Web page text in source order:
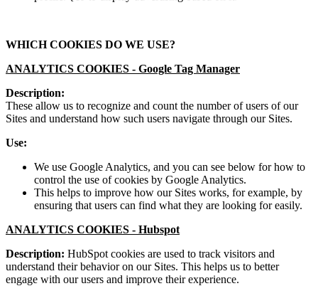
WHICH COOKIES DO WE USE?
ANALYTICS COOKIES - Google Tag Manager
Description:
These allow us to recognize and count the number of users of our
Sites and understand how such users navigate through our Sites.
Use:
We use Google Analytics, and you can see below for how to
control the use of cookies by Google Analytics.
This helps to improve how our Sites works, for example, by
ensuring that users can find what they are looking for easily.
ANALYTICS COOKIES - Hubspot
Description: HubSpot cookies are used to track visitors and
understand their behavior on our Sites. This helps us to better
engage with our users and improve their experience.